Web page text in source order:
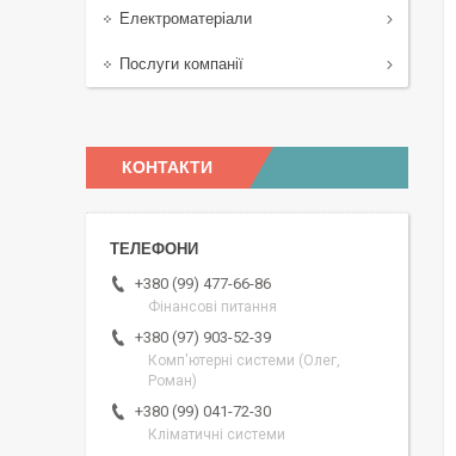
Електроматеріали
Послуги компанії
КОНТАКТИ
+380 (99) 477-66-86
Фінансові питання
+380 (97) 903-52-39
Комп'ютерні системи (Олег,
Роман)
+380 (99) 041-72-30
Кліматичні системи